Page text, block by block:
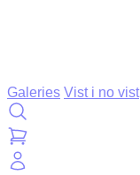
Galeries Vist i no vist